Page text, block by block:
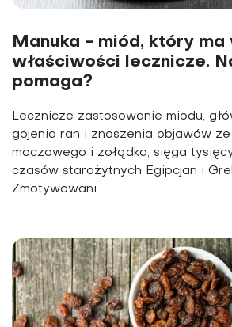
Manuka - miód, który
właściwości lecznicze.
pomaga?
Lecznicze zastosowanie miodu,
gojenia ran i znoszenia objawów ze
moczowego i żołądka, sięga
czasów starożytnych Egipcjan i
Zmotywowani...